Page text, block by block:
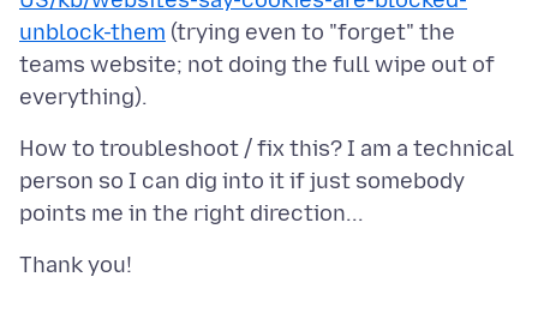
unblock-them (trying even to "forget" the
teams website; not doing the full wipe out of
How to troubleshoot / fix this? I am a technical
person so I can dig into it if just somebody